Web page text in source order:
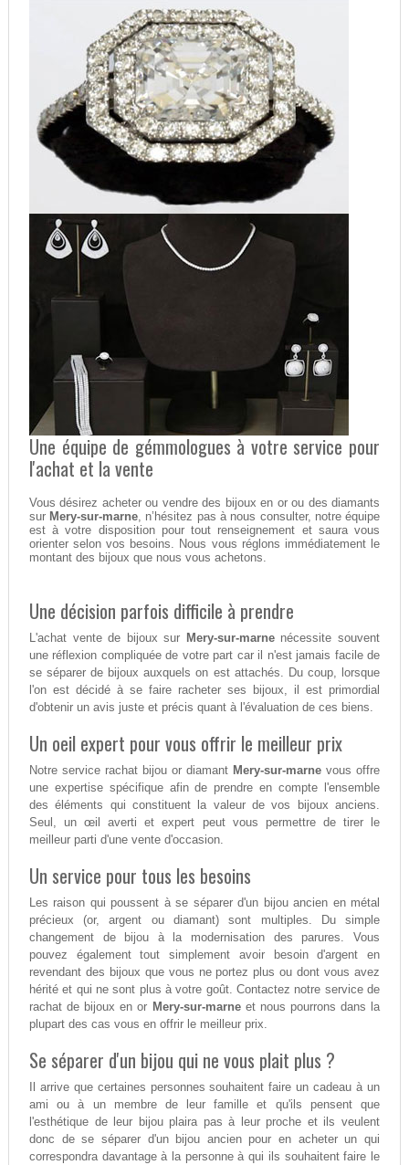
Une équipe de gémmologues à votre service pour
l'achat et la vente
Vous désirez acheter ou vendre des bijoux en or ou des diamants
sur Mery-sur-marne, n’hésitez pas à nous consulter, notre équipe
est à votre disposition pour tout renseignement et saura vous
orienter selon vos besoins. Nous vous réglons immédiatement le
montant des bijoux que nous vous achetons.
Une décision parfois difficile à prendre
L'achat vente de bijoux sur Mery-sur-marnenécessite souvent
une réflexion compliquée de votre part car il n'est jamais facile de
se séparer de bijoux auxquels on est attachés. Du coup, lorsque
l'on est décidé à se faire racheter ses bijoux, il est primordial
d'obtenir un avis juste et précis quant à l'évaluation de ces biens.
Un oeil expert pour vous offrir le meilleur prix
Notre service rachat bijou or diamant Mery-sur-marne vous offre
une expertise spécifique afin de prendre en compte l'ensemble
des éléments qui constituent la valeur de vos bijoux anciens.
Seul, un œil averti et expert peut vous permettre de tirer le
meilleur parti d'une vente d'occasion.
Un service pour tous les besoins
Les raison qui poussent à se séparer d'un bijou ancien en métal
précieux (or, argent ou diamant) sont multiples. Du simple
changement de bijou à la modernisation des parures. Vous
pouvez également tout simplement avoir besoin d'argent en
revendant des bijoux que vous ne portez plus ou dont vous avez
hérité et qui ne sont plus à votre goût. Contactez notre service de
rachat de bijoux en or Mery-sur-marneet nous pourrons dans la
plupart des cas vous en offrir le meilleur prix.
Se séparer d'un bijou qui ne vous plait plus ?
Il arrive que certaines personnes souhaitent faire un cadeau à un
ami ou à un membre de leur famille et qu'ils pensent que
l'esthétique de leur bijou plaira pas à leur proche et ils veulent
donc de se séparer d'un bijou ancien pour en acheter un qui
correspondra davantage à la personne à qui ils souhaitent faire le